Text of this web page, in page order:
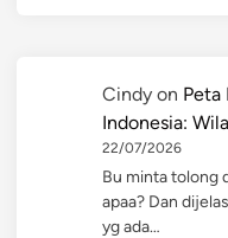
Cindy on Peta
Indonesia:
22/07/2026
Bu minta tolong
apaa? Dan
yg ada…